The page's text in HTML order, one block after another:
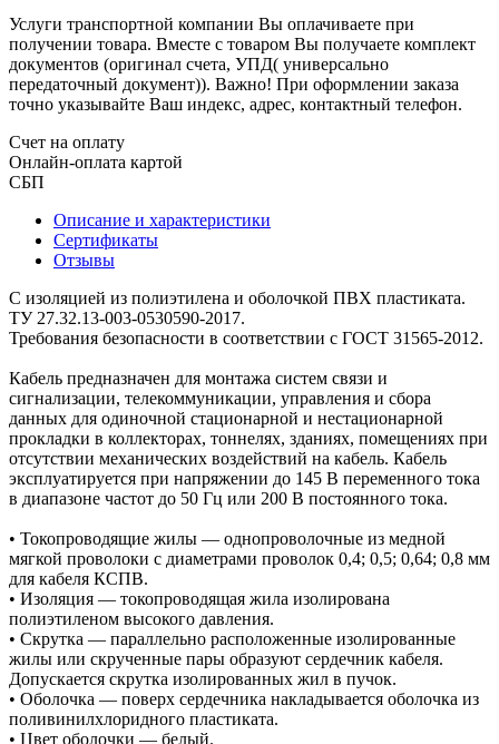
Услуги транспортной компании Вы оплачиваете при
получении товара. Вместе с товаром Вы получаете комплект
документов (оригинал счета, УПД( универсально
передаточный документ)). Важно! При оформлении заказа
точно указывайте Ваш индекс, адрес, контактный телефон.
Счет на оплату
Онлайн-оплата картой
СБП
Описание и характеристики
Сертификаты
Отзывы
С изоляцией из полиэтилена и оболочкой ПВХ пластиката.
ТУ 27.32.13-003-0530590-2017.
Требования безопасности в соответствии с ГОСТ 31565-2012.
Кабель предназначен для монтажа систем связи и
сигнализации, телекоммуникации, управления и сбора
данных для одиночной стационарной и нестационарной
прокладки в коллекторах, тоннелях, зданиях, помещениях при
отсутствии механических воздействий на кабель. Кабель
эксплуатируется при напряжении до 145 В переменного тока
в диапазоне частот до 50 Гц или 200 В постоянного тока.
• Токопроводящие жилы — однопроволочные из медной
мягкой проволоки с диаметрами проволок 0,4; 0,5; 0,64; 0,8 мм
для кабеля КСПВ.
• Изоляция — токопроводящая жила изолирована
полиэтиленом высокого давления.
• Скрутка — параллельно расположенные изолированные
жилы или скрученные пары образуют сердечник кабеля.
Допускается скрутка изолированных жил в пучок.
• Оболочка — поверх сердечника накладывается оболочка из
поливинилхлоридного пластиката.
• Цвет оболочки — белый.